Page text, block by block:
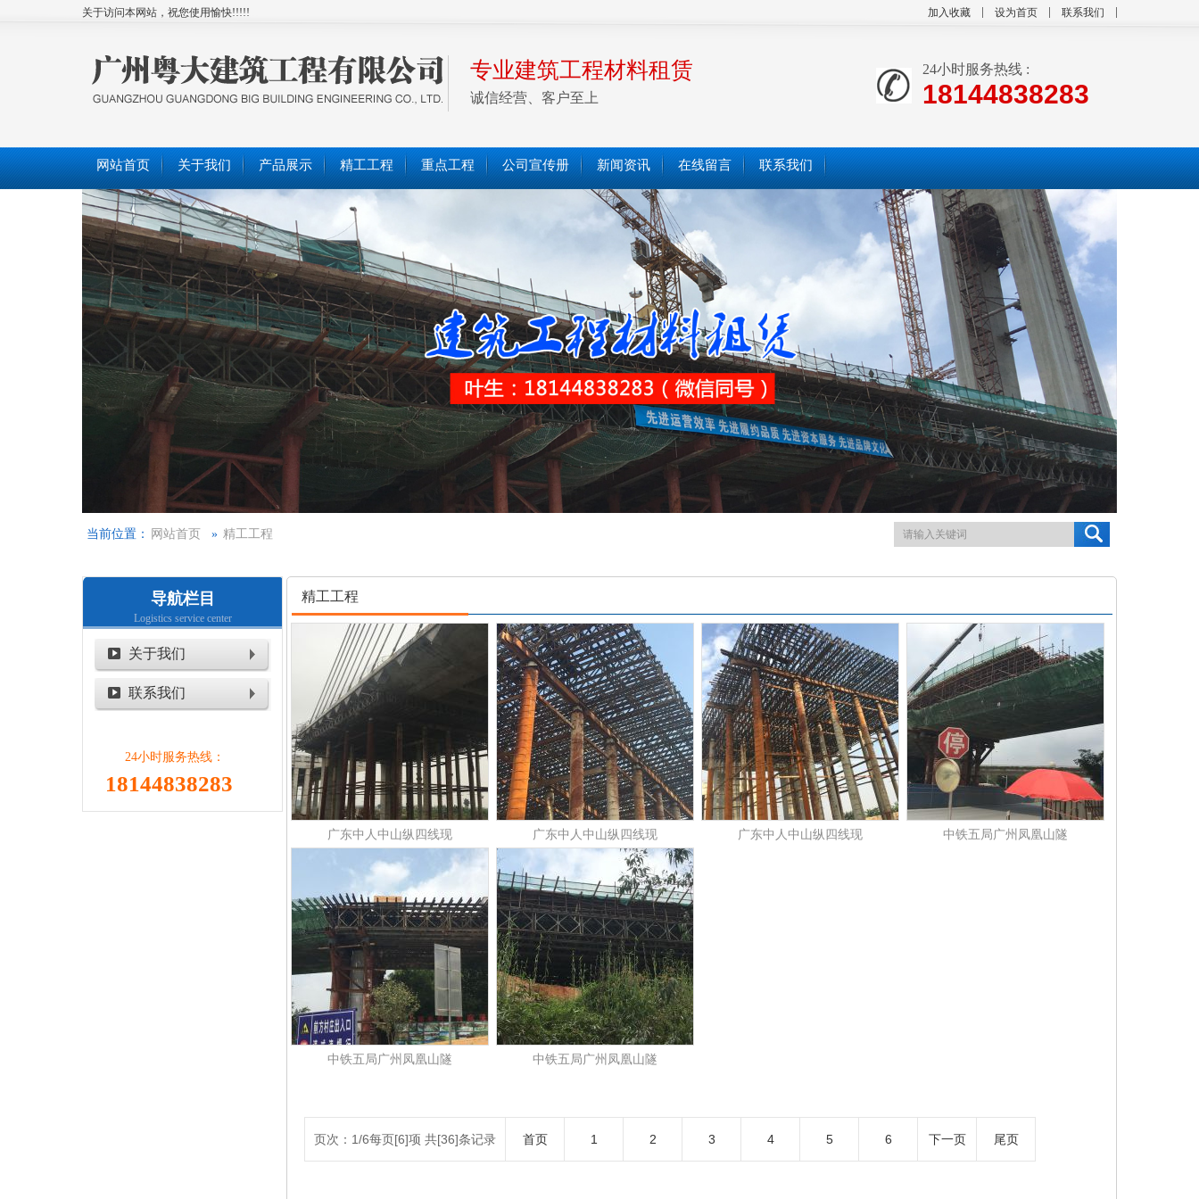
加入收藏 设为首页 联系我们
关于访问本网站，祝您使用愉快!!!!!
专业建筑工程材料租赁
诚信经营、客户至上
24小时服务热线 :
18144838283
网站首页 关于我们 产品展示 精工工程 重点工程 公司宣传册 新闻资讯 在线留言 联系我们
当前位置： 网站首页 » 精工工程
导航栏目
Logistics service center
关于我们
联系我们
24小时服务热线：
18144838283
精工工程
广东中人中山纵四线现 广东中人中山纵四线现 广东中人中山纵四线现 中铁五局广州凤凰山隧
中铁五局广州凤凰山隧 中铁五局广州凤凰山隧
页次：1/6每页[6]项 共[36]条记录 首页 1 2 3 4 5 6 下一页 尾页